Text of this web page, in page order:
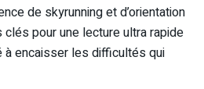
de skyrunning et d’orientation
clés pour une lecture ultra rapide
à encaisser les difficultés qui